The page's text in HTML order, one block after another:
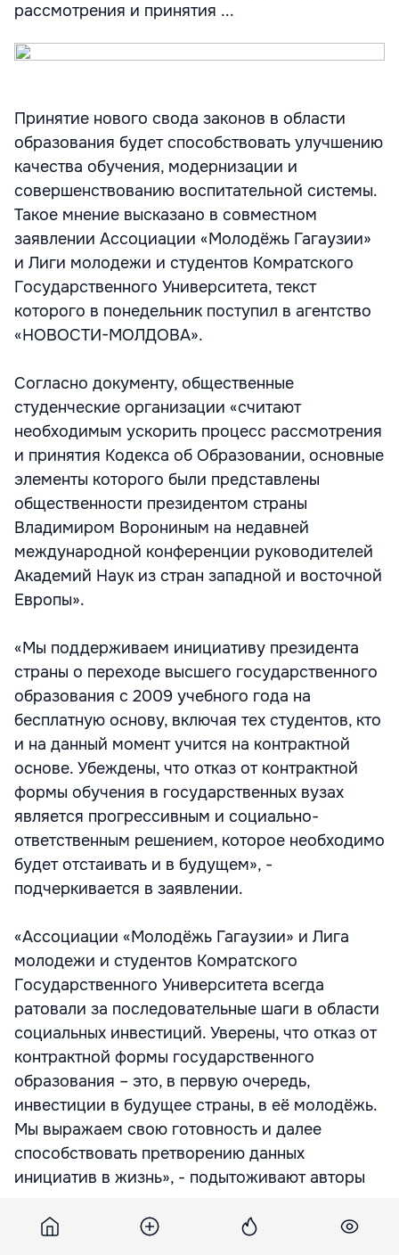
рассмотрения и принятия ...
Принятие нового свода законов в области
образования будет способствовать улучшению
качества обучения, модернизации и
совершенствованию воспитательной системы.
Такое мнение высказано в совместном
заявлении Ассоциации «Молодёжь Гагаузии»
и Лиги молодежи и студентов Комратского
Государственного Университета, текст
которого в понедельник поступил в агентство
«НОВОСТИ-МОЛДОВА».
Согласно документу, общественные
студенческие организации «считают
необходимым ускорить процесс рассмотрения
и принятия Кодекса об Образовании, основные
элементы которого были представлены
общественности президентом страны
Владимиром Ворониным на недавней
международной конференции руководителей
Академий Наук из стран западной и восточной
Европы».
«Мы поддерживаем инициативу президента
страны о переходе высшего государственного
образования с 2009 учебного года на
бесплатную основу, включая тех студентов, кто
и на данный момент учится на контрактной
основе. Убеждены, что отказ от контрактной
формы обучения в государственных вузах
является прогрессивным и социально-
ответственным решением, которое необходимо
будет отстаивать и в будущем», -
подчеркивается в заявлении.
«Ассоциации «Молодёжь Гагаузии» и Лига
молодежи и студентов Комратского
Государственного Университета всегда
ратовали за последовательные шаги в области
социальных инвестиций. Уверены, что отказ от
контрактной формы государственного
образования – это, в первую очередь,
инвестиции в будущее страны, в её молодёжь.
Мы выражаем свою готовность и далее
способствовать претворению данных
инициатив в жизнь», - подытоживают авторы
Подпишитесь на новости Point.md в Google